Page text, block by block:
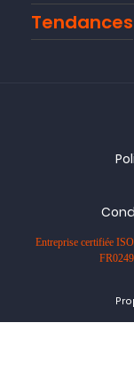
Tendances
Entreprise certifiée